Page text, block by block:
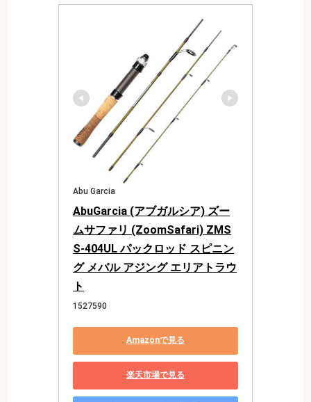
Abu Garcia
AbuGarcia (アブガルシア) ズー
ムサファリ (ZoomSafari) ZMS
S-404UL パックロッド スピニン
グ メバル アジング エリアトラウ
ト
1527590
Amazonで見る
楽天市場で見る